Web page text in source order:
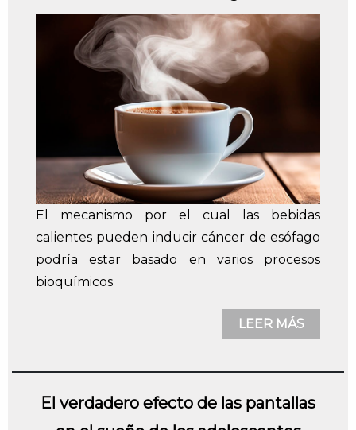
El mecanismo por el cual las bebidas
calientes pueden inducir cáncer de esófago
podría estar basado en varios procesos
bioquímicos
LEER MÁS
El verdadero efecto de las pantallas